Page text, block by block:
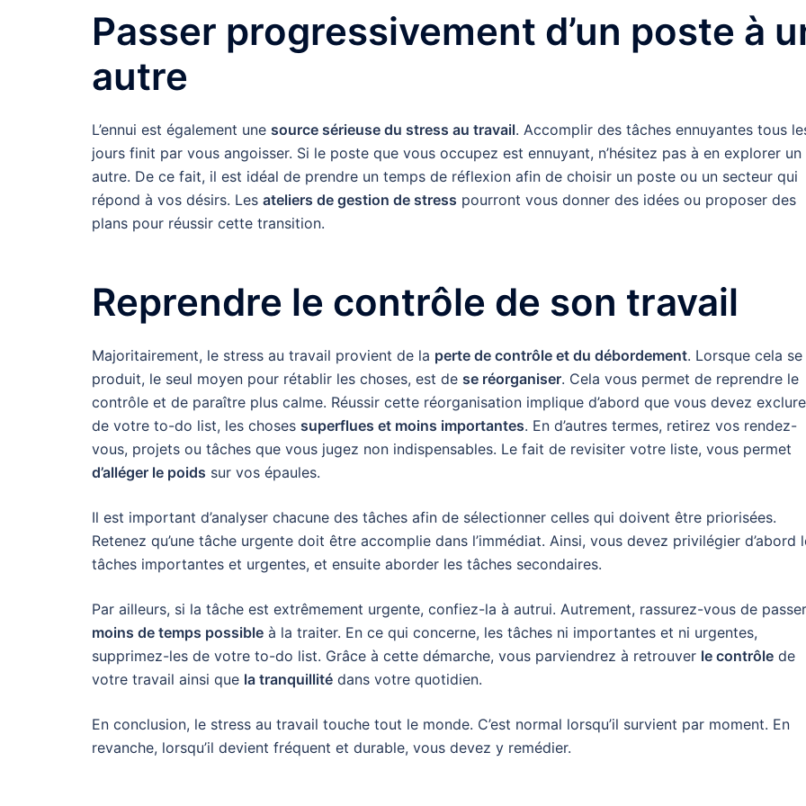
Passer progressivement d’un poste à
autre
L’ennui est également une source sérieuse du stress au travail. Accomplir des tâches ennuyantes tous
jours finit par vous angoisser. Si le poste que vous occupez est ennuyant, n’hésitez pas à en explorer un
autre. De ce fait, il est idéal de prendre un temps de réflexion afin de choisir un poste ou un secteur qui
répond à vos désirs. Les ateliers de gestion de stress pourront vous donner des idées ou proposer des
plans pour réussir cette transition.
Reprendre le contrôle de son travail
Majoritairement, le stress au travail provient de la perte de contrôle et du débordement. Lorsque cela se
produit, le seul moyen pour rétablir les choses, est de se réorganiser. Cela vous permet de reprendre le
contrôle et de paraître plus calme. Réussir cette réorganisation implique d’abord que vous devez exclure
de votre to-do list, les choses superflues et moins importantes. En d’autres termes, retirez vos rendez-
vous, projets ou tâches que vous jugez non indispensables. Le fait de revisiter votre liste, vous permet
d’alléger le poids sur vos épaules.
Il est important d’analyser chacune des tâches afin de sélectionner celles qui doivent être priorisées.
Retenez qu’une tâche urgente doit être accomplie dans l’immédiat. Ainsi, vous devez privilégier d’abord
tâches importantes et urgentes, et ensuite aborder les tâches secondaires.
Par ailleurs, si la tâche est extrêmement urgente, confiez-la à autrui. Autrement, rassurez-vous de
moins de temps possible à la traiter. En ce qui concerne, les tâches ni importantes et ni urgentes,
supprimez-les de votre to-do list. Grâce à cette démarche, vous parviendrez à retrouver le contrôle de
votre travail ainsi que la tranquillité dans votre quotidien.
En conclusion, le stress au travail touche tout le monde. C’est normal lorsqu’il survient par moment. En
revanche, lorsqu’il devient fréquent et durable, vous devez y remédier.